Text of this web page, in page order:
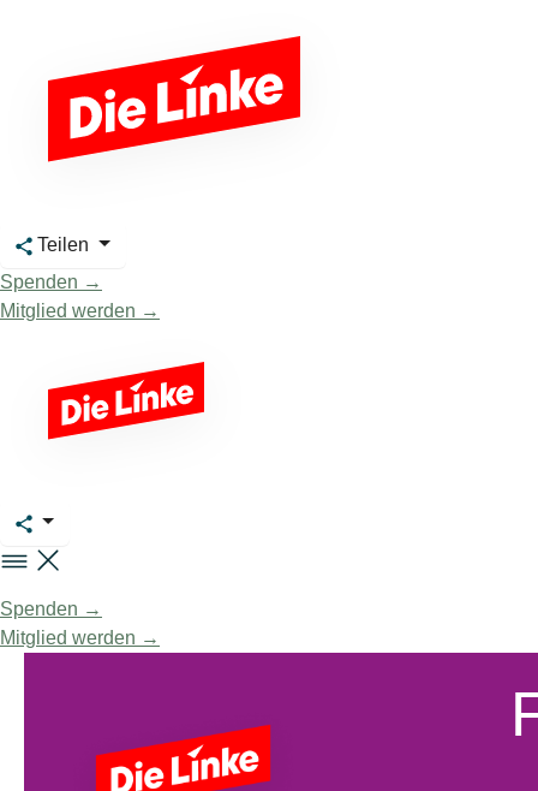
Teilen
Spenden →
Mitglied werden →
Spenden →
Mitglied werden →